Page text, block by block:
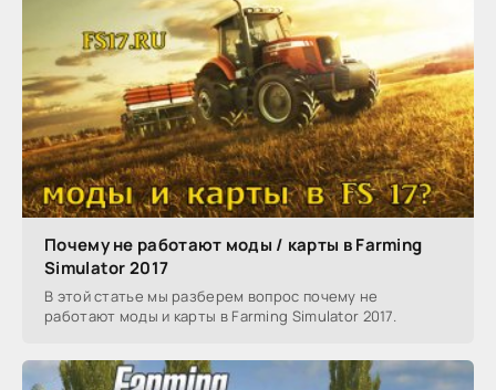
Почему не работают моды / карты в Farming
Simulator 2017
В этой статье мы разберем вопрос почему не
работают моды и карты в Farming Simulator 2017.